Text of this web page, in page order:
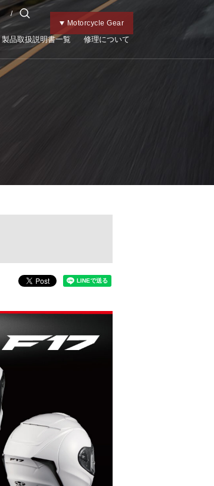
Motorcycle Gear
Kabutoトップ
Bicycle Gear
チャイルドメット
製品取扱説明書一覧 修理について